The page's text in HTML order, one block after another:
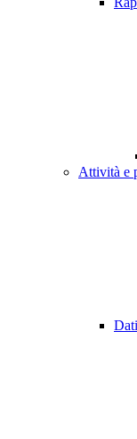
Attività e